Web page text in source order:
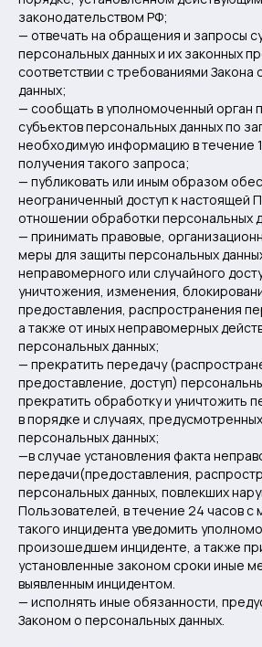
законодательством РФ;
— отвечать на обращения и запросы
персональных данных и их законных
соответствии с требованиями Закона
данных;
— сообщать в уполномоченный орган
субъектов персональных данных по
необходимую информацию в течение
получения такого запроса;
— публиковать или иным образом
неограниченный доступ к настоящей
отношении обработки персональных
— принимать правовые,
меры для защиты персональных
неправомерного или случайного
уничтожения, изменения,
предоставления, распространения
а также от иных неправомерных
персональных данных;
— прекратить передачу
предоставление, доступ)
прекратить обработку и уничтожить
в порядке и случаях,
персональных данных;
—в случае установления факта
передачи(предоставления,
персональных данных, повлекших
Пользователей, в течение 24 часов с
такого инцидента уведомить
произошедшем инциденте, а также
установленные законом сроки иные
выявленным инцидентом.
— исполнять иные обязанности,
Законом о персональных данных.